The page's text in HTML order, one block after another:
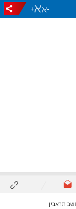
-
+
תראבין